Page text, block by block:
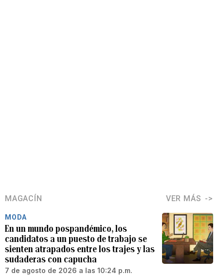
MAGACÍN VER MÁS
MODA
En un mundo pospandémico, los
candidatos a un puesto de trabajo se
sienten atrapados entre los trajes y las
sudaderas con capucha
7 de agosto de 2026 a las 10:24 p.m.